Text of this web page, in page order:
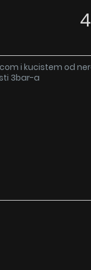
i kucistem od
3bar-a